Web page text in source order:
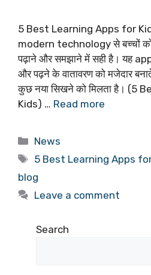
5 Best Learning Apps for
modern technology से बच्चों
पढ़ाने और समझाने में सही है। यह
और पढ़ने के वातावरण को मजेदार
कुछ नया सिखने को मिलता है। (5
Kids) … Read more
Categories
News
Tags
5 Best Learning Apps
blog
Leave a comment
Search